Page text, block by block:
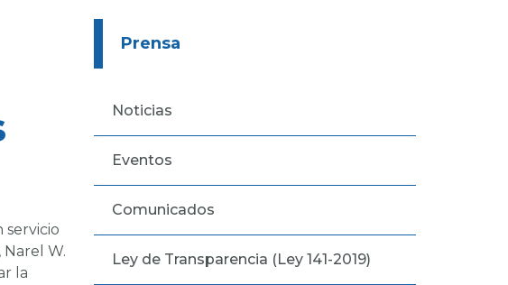
servicio
W.
la
Prensa
Noticias
Eventos
Comunicados
Ley de Transparencia (Ley 141-2019)